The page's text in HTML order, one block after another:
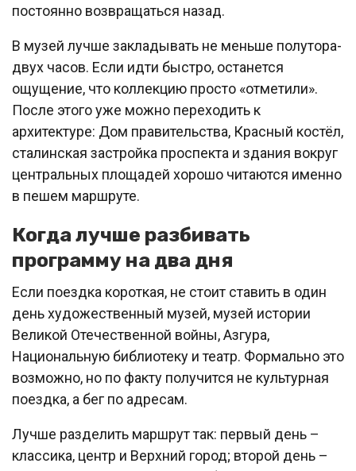
постоянно возвращаться назад.
В музей лучше закладывать не меньше полутора-
двух часов. Если идти быстро, останется
ощущение, что коллекцию просто «отметили».
После этого уже можно переходить к
архитектуре: Дом правительства, Красный костёл,
сталинская застройка проспекта и здания вокруг
центральных площадей хорошо читаются именно
в пешем маршруте.
Когда лучше разбивать
программу на два дня
Если поездка короткая, не стоит ставить в один
день художественный музей, музей истории
Великой Отечественной войны, Азгура,
Национальную библиотеку и театр. Формально это
возможно, но по факту получится не культурная
поездка, а бег по адресам.
Лучше разделить маршрут так: первый день –
классика, центр и Верхний город; второй день –